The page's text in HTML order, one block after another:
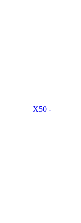
X50 -